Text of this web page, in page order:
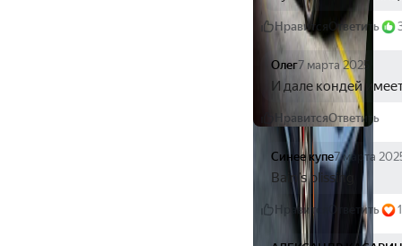
Нравится Ответить
Олег7 марта 2025
И дале кондей
НравитсяОтветить
Синее купе7 марта
Bain’s blissing
Нравится Ответить 1